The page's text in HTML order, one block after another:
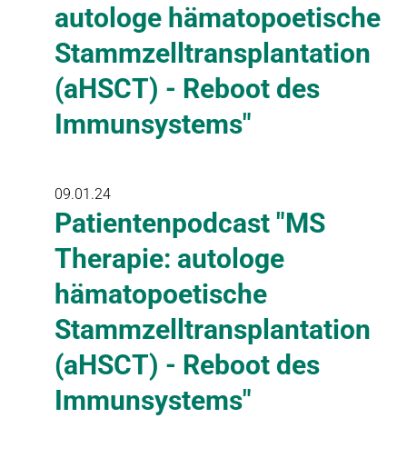
autologe hämatopoetische
Stammzelltransplantation
(aHSCT) - Reboot des
Immunsystems"
09.01.24
Patientenpodcast "MS
Therapie: autologe
hämatopoetische
Stammzelltransplantation
(aHSCT) - Reboot des
Immunsystems"